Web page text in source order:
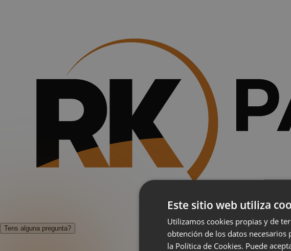
Tens alguna pregunta?
Este sitio web utiliza
Utilizamos cookies propias y de
obtención de los datos
la Política de Cookies. Puede